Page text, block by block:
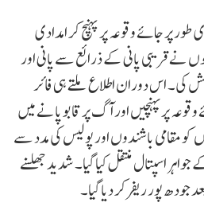
پر جائے وقوعہ پر پہنچ کر امدادی
نے قریبی پانی کے ذرائع سے پانی اور
اس دوران اطلاع ملتے ہی فائر
پر پہنچیں اور آگ پر قابو پانے میں
کو مقامی باشندوں اور پولیس کی مدد سے
اسپتال منتقل کیا گیا۔ شدید جھلسنے
جودھ پور ریفر کر دیا گیا۔